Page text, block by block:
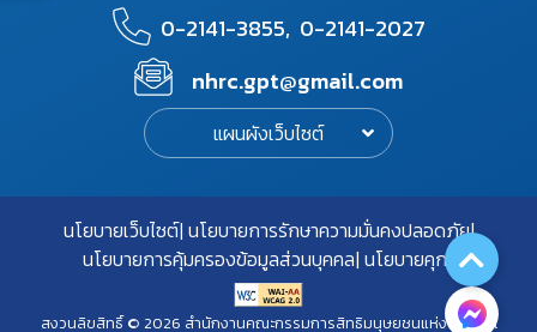
0-2141-3855, 0-2141-2027
nhrc.gpt@gmail.com
แผนผังเว็บไซต์
นโยบายเว็บไซต์ นโยบายการรักษาความมั่นคงปลอดภัย
นโยบายการคุ้มครองข้อมูลส่วนบุคคล นโยบายคุกกี้
สงวนลิขสิทธิ์ © 2026 สำนักงานคณะกรรมการสิทธิมนุษยชนแห่งชาติ. All